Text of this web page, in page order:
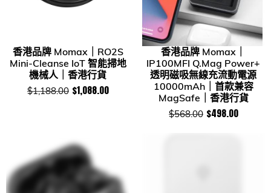
香港品牌 Momax｜RO2S
Mini-Cleanse IoT 智能掃地
機械人｜香港行貨
$1,188.00 $1,088.00
香港品牌 Momax｜
IP100MFI Q.Mag Power+
透明磁吸無線充流動電源
10000mAh｜首款兼容
MagSafe｜香港行貨
$568.00 $498.00